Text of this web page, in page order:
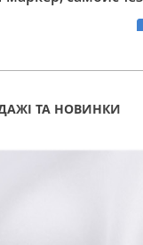
ТА НОВИНКИ